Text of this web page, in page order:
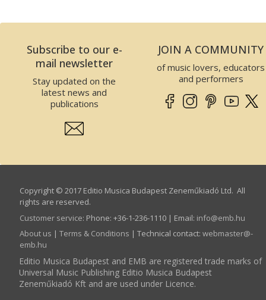
Subscribe to our e-
mail newsletter
Stay updated on the
latest news and
publications
JOIN A COMMUNITY
of music lovers, educators
and performers
Copyright © 2017 Editio Musica Budapest Zeneműkiadó Ltd. All
rights are reserved.
Customer service: Phone: +36-1-236-1110 | Email: info­@­emb.hu
About us | Terms & Conditions | Technical contact: webmaster­@­
emb.hu
Editio Musica Budapest and EMB are registered trade marks of
Universal Music Publishing Editio Musica Budapest
Zeneműkiadó Kft and are used under Licence.